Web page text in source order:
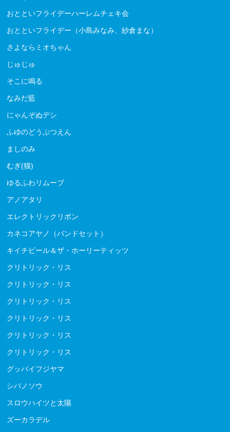
おとといフライデーハーレムチェキ会
おとといフライデー（小島みなみ、紗倉まな）
さよならミオちゃん
じゅじゅ
そこに鳴る
なみだ藍
にゃんぞぬデシ
ふゆのどうぶつえん
ましのみ
むぎ(猫)
ゆるふわリムーブ
アノアタリ
エレクトリックリボン
カネコアヤノ（バンドセット）
キイチビール＆ザ・ホーリーティッツ
クリトリック・リス
クリトリック・リス
クリトリック・リス
クリトリック・リス
クリトリック・リス
クリトリック・リス
グッバイフジヤマ
シバノソウ
スロウハイツと太陽
ズーカラデル